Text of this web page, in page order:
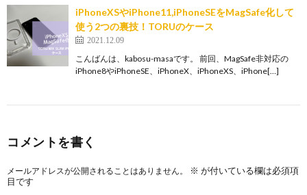
iPhoneXSやiPhone11,iPhoneSEをMagSafe化して
使う2つの裏技！TORUのケース
2021.12.09
こんばんは、kabosu-masaです。 前回、MagSafe非対応の
iPhone8やiPhoneSE、iPhoneX、iPhoneXS、iPhone[…]
コメントを書く
メールアドレスが公開されることはありません。 ※ が付いている欄は必須項
目です